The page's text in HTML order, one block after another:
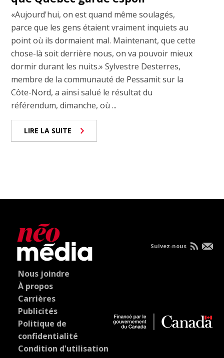
«Aujourd'hui, on est quand même soulagés,
parce que les gens étaient vraiment inquiets au
point où ils dormaient mal. Maintenant, que cette
chose-là soit derrière nous, on va pouvoir mieux
dormir durant les nuits.» Sylvestre Desterres,
membre de la communauté de Pessamit sur la
Côte-Nord, a ainsi salué le résultat du
référendum, dimanche, où ...
LIRE LA SUITE
Nous joindre
À propos
Carrières
Publicités
Politique de
confidentialité
Condition d'utilisation
Suivez-nous